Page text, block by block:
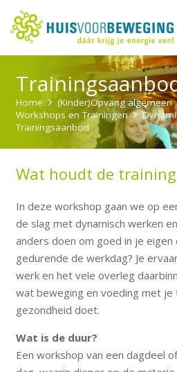
Home
(Kinder)Opvang algemeen
Workshops en Trainingen
Trainingsaanbod
Wat houdt de
In deze workshop gaan we op
de slag met dynamisch werken
anders doen om goed in je
gedurende de werkdag? Je
werk en het vele overleg
wat beweging en voeding met je
gezondheid doet.
Wat is de duur?
Een workshop van een dagdeel